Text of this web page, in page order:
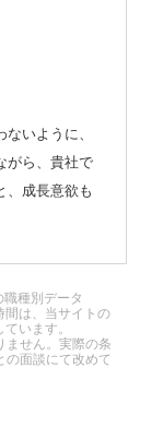
いように、
がら、貴社で
、成長意欲も
職種別データ
間は、当サイトの
います。
ません。実際の条
の面談にて改めて